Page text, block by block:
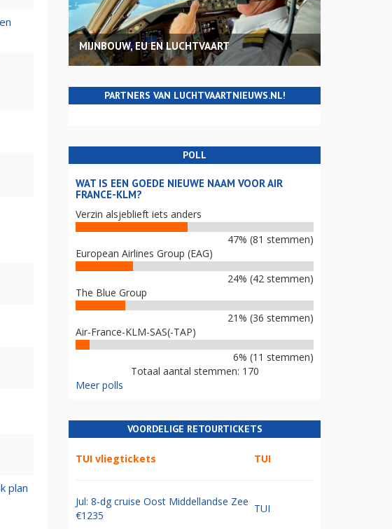
plan
MIJNBOUW, EU EN LUCHTVAART
PARTNERS VAN LUCHTVAARTNIEUWS.NL!
POLL
WAT IS EEN GOEDE NIEUWE NAAM VOOR AIR
FRANCE-KLM?
Verzin alsjeblieft iets anders
47% (81 stemmen)
European Airlines Group (EAG)
24% (42 stemmen)
The Blue Group
21% (36 stemmen)
Air-France-KLM-SAS(-TAP)
6% (11 stemmen)
Totaal aantal stemmen: 170
Meer polls
VOORDELIGE RETOURTICKETS
TUI vliegtickets TUI
Jul: 8-dg cruise Oost Middellandse Zee
€1235
TUI